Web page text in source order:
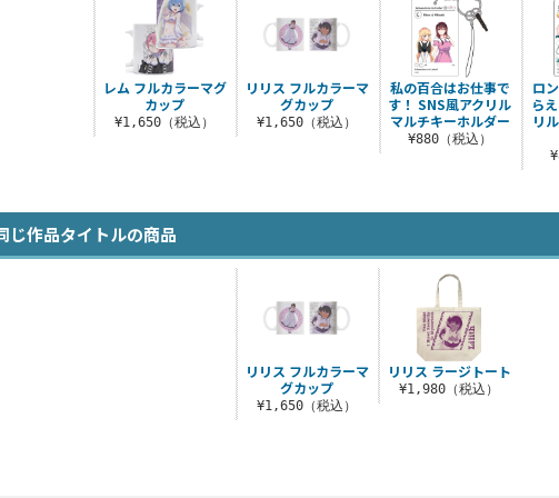
リリス フルカラーマ
グカップ
¥1,650（税込）
私の百合はお仕事で
す！ SNS風アクリル
マルチキーホルダー
¥880（税込）
ロ
ら
リ
レム フルカラーマグ
カップ
¥1,650（税込）
じ作品タイトルの商品
リリス フルカラーマ
グカップ
¥1,650（税込）
リリス ラージトート
¥1,980（税込）